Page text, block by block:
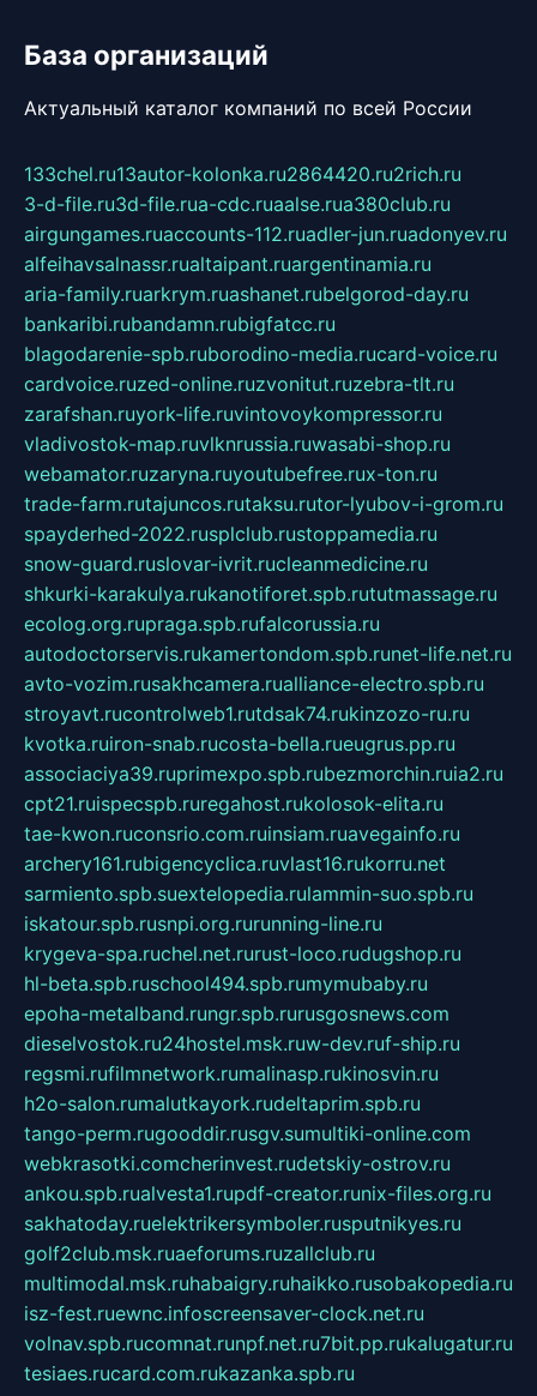
База организаций
Актуальный каталог компаний по всей России
133chel.ru13autor-kolonka.ru2864420.ru2rich.ru
3-d-file.ru3d-file.rua-cdc.ruaalse.rua380club.ru
airgungames.ruaccounts-112.ruadler-jun.ruadonyev.ru
alfeihavsalnassr.rualtaipant.ruargentinamia.ru
aria-family.ruarkrym.ruashanet.rubelgorod-day.ru
bankaribi.rubandamn.rubigfatcc.ru
blagodarenie-spb.ruborodino-media.rucard-voice.ru
cardvoice.ruzed-online.ruzvonitut.ruzebra-tlt.ru
zarafshan.ruyork-life.ruvintovoykompressor.ru
vladivostok-map.ruvlknrussia.ruwasabi-shop.ru
webamator.ruzaryna.ruyoutubefree.rux-ton.ru
trade-farm.rutajuncos.rutaksu.rutor-lyubov-i-grom.ru
spayderhed-2022.rusplclub.rustoppamedia.ru
snow-guard.ruslovar-ivrit.rucleanmedicine.ru
shkurki-karakulya.rukanotiforet.spb.rututmassage.ru
ecolog.org.rupraga.spb.rufalcorussia.ru
autodoctorservis.rukamertondom.spb.runet-life.net.ru
avto-vozim.rusakhcamera.rualliance-electro.spb.ru
stroyavt.rucontrolweb1.rutdsak74.rukinzozo-ru.ru
kvotka.ruiron-snab.rucosta-bella.rueugrus.pp.ru
associaciya39.ruprimexpo.spb.rubezmorchin.ruia2.ru
cpt21.ruispecspb.ruregahost.rukolosok-elita.ru
tae-kwon.ruconsrio.com.ruinsiam.ruavegainfo.ru
archery161.rubigencyclica.ruvlast16.rukorru.net
sarmiento.spb.suextelopedia.rulammin-suo.spb.ru
iskatour.spb.rusnpi.org.rurunning-line.ru
krygeva-spa.ruchel.net.rurust-loco.rudugshop.ru
hl-beta.spb.ruschool494.spb.rumymubaby.ru
epoha-metalband.rungr.spb.rurusgosnews.com
dieselvostok.ru24hostel.msk.ruw-dev.ruf-ship.ru
regsmi.rufilmnetwork.rumalinasp.rukinosvin.ru
h2o-salon.rumalutkayork.rudeltaprim.spb.ru
tango-perm.rugooddir.rusgv.sumultiki-online.com
webkrasotki.comcherinvest.rudetskiy-ostrov.ru
ankou.spb.rualvesta1.rupdf-creator.runix-files.org.ru
sakhatoday.ruelektrikersymboler.rusputnikyes.ru
golf2club.msk.ruaeforums.ruzallclub.ru
multimodal.msk.ruhabaigry.ruhaikko.rusobakopedia.ru
isz-fest.ruewnc.infoscreensaver-clock.net.ru
volnav.spb.rucomnat.runpf.net.ru7bit.pp.rukalugatur.ru
tesiaes.rucard.com.rukazanka.spb.ru